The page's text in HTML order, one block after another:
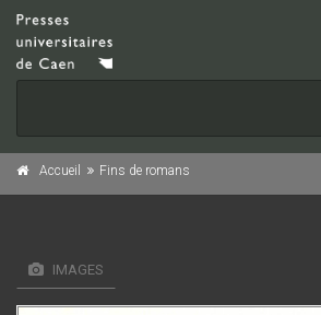
Accueil Fins de romans
IMAGES